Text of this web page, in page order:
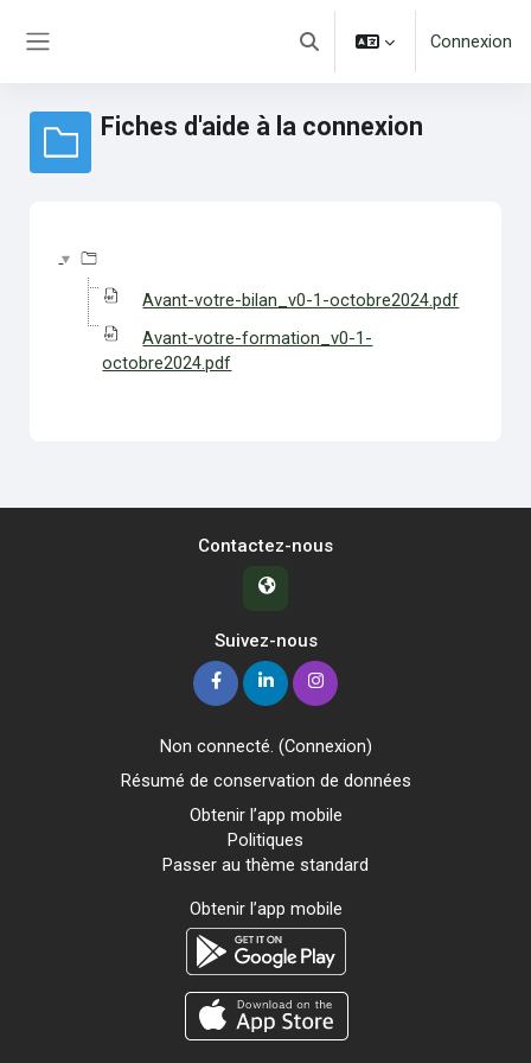
Activer/désactiver la saisie
Connexion
Fiches d'aide à la connexion
Avant-votre-bilan_v0-1-octobre2024.pdf
Avant-votre-formation_v0-1-
octobre2024.pdf
Contactez-nous
Suivez-nous
Non connecté. (Connexion)
Résumé de conservation de données
Obtenir l’app mobile
Politiques
Passer au thème standard
Obtenir l’app mobile